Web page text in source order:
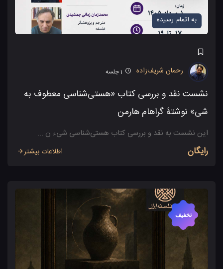
به اتمام رسیده
رحمان شریف‌زاده 1جلسه
نشست نقد و بررسی کتاب «هستی‌شناسی معطوف به
شی» نوشتۀ گراهام هارمن
این نشست به نقد و بررسی کتاب هستی‌شناسی شیء ن ...
رایگان اطلاعات بیشتر
تخفیف